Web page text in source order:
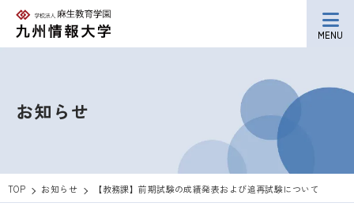
MENU
お知らせ
TOP お知らせ 【教務課】前期試験の成績発表および追再試験について